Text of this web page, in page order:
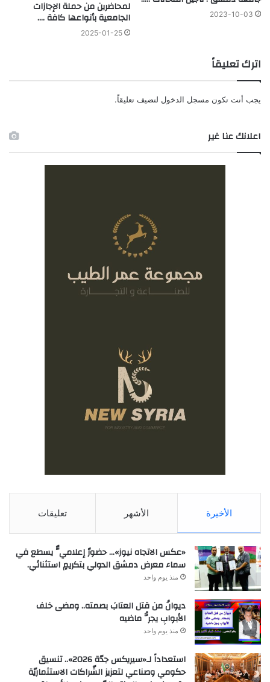
2023-10-03 لمحاضرين من حملة الإجازات
الجامعية بأنواعها كافة ….
2025-01-25
اترك تعليقاً
يجب أنت تكون مسجل الدخول لتضيف تعليقاً.
اعلانك عنا غير
الأخيرة الأشهر تعليقات
«عكس الاتجاه نيوز»… حضورٌ إعلاميٌّ يسطع في
سماء معرض دمشق الدولي بتكريمٍ استثنائي.
منذ يوم واحد
ديوانُ من قتل العتابَ بصمته.. ومضى خلف
الأبوابِ يجرُّ ماضيه
منذ يوم واحد
استعداداً لـ«سيريكس جدّة 2026».. تنسيق
حكومي وصناعي لتعزيز الشّراكات الاستثماريّة